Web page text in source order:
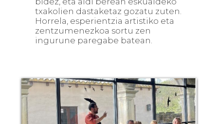
txakolien dastaketaz gozatu zuten.
Horrela, esperientzia artistiko eta
zentzumenezkoa sortu zen
ingurune paregabe batean.